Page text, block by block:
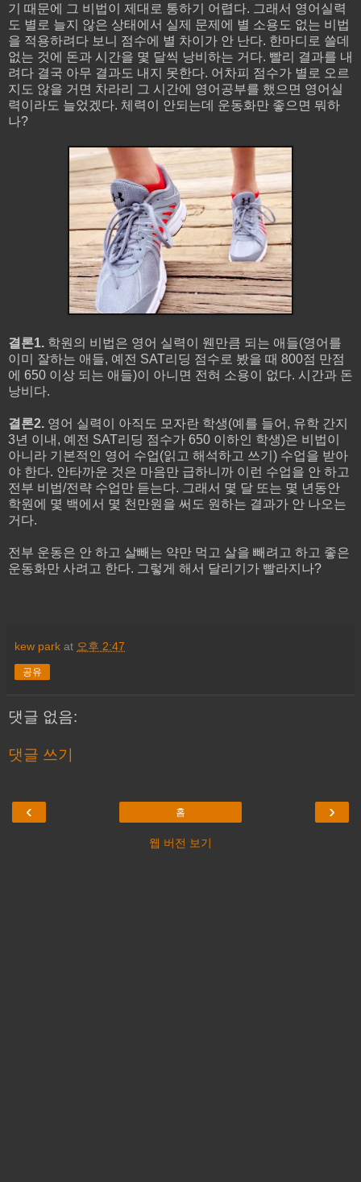
기 때문에 그 비법이 제대로 통하기 어렵다. 그래서 영어실력
도 별로 늘지 않은 상태에서 실제 문제에 별 소용도 없는 비법
을 적용하려다 보니 점수에 별 차이가 안 난다. 한마디로 쓸데
없는 것에 돈과 시간을 몇 달씩 낭비하는 거다. 빨리 결과를 내
려다 결국 아무 결과도 내지 못한다. 어차피 점수가 별로 오르
지도 않을 거면 차라리 그 시간에 영어공부를 했으면 영어실
력이라도 늘었겠다. 체력이 안되는데 운동화만 좋으면 뭐하
나?
결론1. 학원의 비법은 영어 실력이 웬만큼 되는 애들(영어를
이미 잘하는 애들, 예전 SAT리딩 점수로 봤을 때 800점 만점
에 650 이상 되는 애들)이 아니면 전혀 소용이 없다. 시간과 돈
낭비다.
결론2. 영어 실력이 아직도 모자란 학생(예를 들어, 유학 간지
3년 이내, 예전 SAT리딩 점수가 650 이하인 학생)은 비법이
아니라 기본적인 영어 수업(읽고 해석하고 쓰기) 수업을 받아
야 한다. 안타까운 것은 마음만 급하니까 이런 수업을 안 하고
전부 비법/전략 수업만 듣는다. 그래서 몇 달 또는 몇 년동안
학원에 몇 백에서 몇 천만원을 써도 원하는 결과가 안 나오는
거다.
전부 운동은 안 하고 살빼는 약만 먹고 살을 빼려고 하고 좋은
운동화만 사려고 한다. 그렇게 해서 달리기가 빨라지나?
kew park at 오후 2:47
공유
댓글 없음:
댓글 쓰기
‹ ›
홈
웹 버전 보기